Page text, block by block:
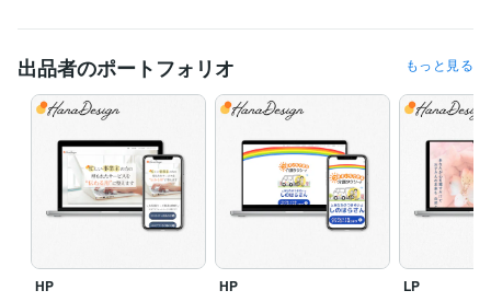
Word:4年ChatGPT:2年Perplexity AI:2年
その他ツール
GoogleForm:1年
Web制作・HP作成・EC構築 ココナラサムネイル・ヘッダー
Instag
ramテンプレート
X投稿画像・テンプレート・ヘッダー画像
Instagra
m投稿画像 ブログ・スライド資料
サムネイル・バナー・リッチメニ
ュー Kindle本表紙 印刷物（チラシ・パンフレット・名刺）
サムネイル バナー ブログ 図解
出品者のポートフォリオ もっと見る
HP HP LP